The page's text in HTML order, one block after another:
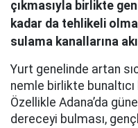
çıkmasıyla birlikte
kadar da tehlikeli
sulama kanallarına
Yurt genelinde artan
nemle birlikte
Özellikle Adana’da
dereceyi bulması,